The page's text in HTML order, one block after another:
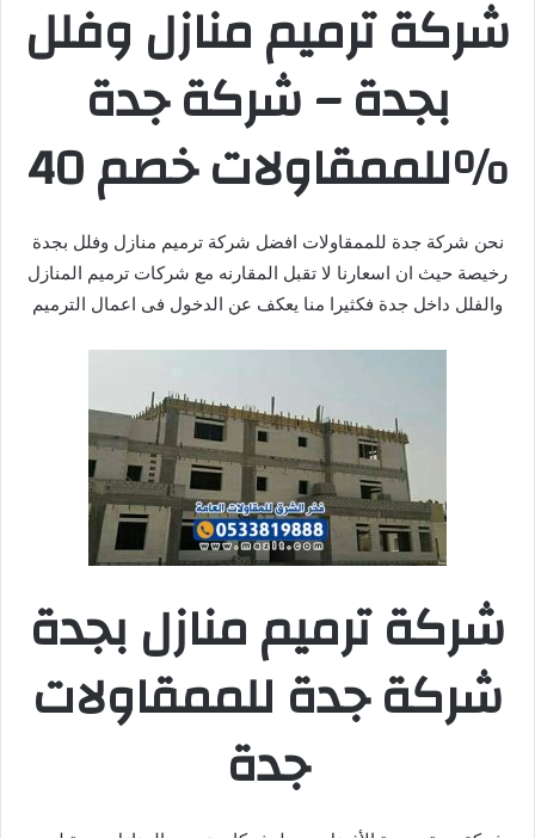
شركة ترميم منازل وفلل
بجدة – شركة جدة
للممقاولات خصم 40%
نحن شركة جدة للممقاولات افضل شركة ترميم منازل وفلل بجدة
رخيصة حيث ان اسعارنا لا تقبل المقارنه مع شركات ترميم المنازل
والفلل داخل جدة فكثيرا منا يعكف عن الدخول فى اعمال الترميم
شركة ترميم منازل بجدة
شركة جدة للممقاولات
جدة